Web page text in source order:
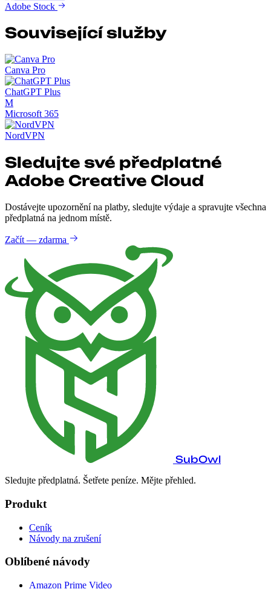
Adobe Stock
Související služby
Canva Pro
ChatGPT Plus
M
Microsoft 365
NordVPN
Sledujte své předplatné
Adobe Creative Cloud
Dostávejte upozornění na platby, sledujte výdaje a spravujte všechna
předplatná na jednom místě.
Začít — zdarma
SubOwl
Sledujte předplatná. Šetřete peníze. Mějte přehled.
Produkt
Ceník
Návody na zrušení
Oblíbené návody
Amazon Prime Video